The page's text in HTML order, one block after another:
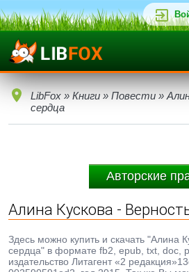
LibFox » Книги » Повести »
сердца
Авторские
Алина Кускова -
Здесь можно купить и скачать "Алина
сердца" в формате fb2, epub, txt, doc,
издательство Литагент «2